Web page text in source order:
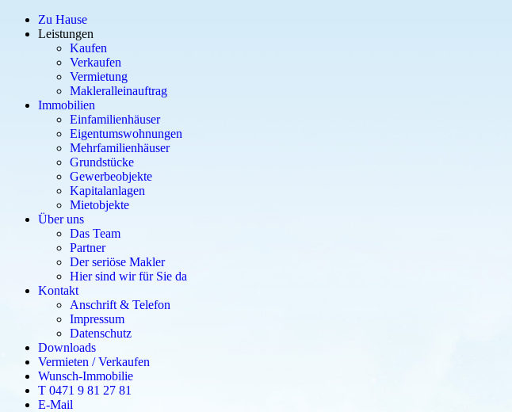
Zu Hause
Leistungen
Kaufen
Verkaufen
Vermietung
Makleralleinauftrag
Immobilien
Einfamilienhäuser
Eigentumswohnungen
Mehrfamilienhäuser
Grundstücke
Gewerbeobjekte
Kapitalanlagen
Mietobjekte
Über uns
Das Team
Partner
Der seriöse Makler
Hier sind wir für Sie da
Kontakt
Anschrift & Telefon
Impressum
Datenschutz
Downloads
Vermieten / Verkaufen
Wunsch-Immobilie
T 0471 9 81 27 81
E-Mail